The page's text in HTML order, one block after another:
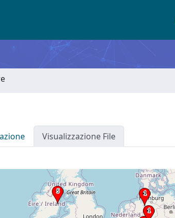
Visualizzazione File